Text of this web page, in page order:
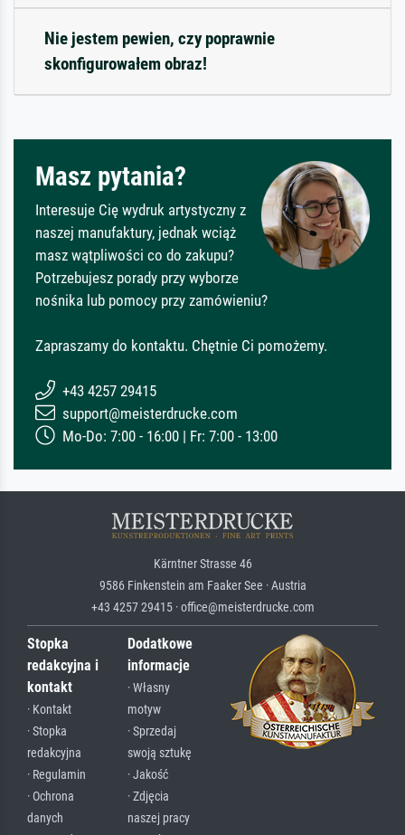
Nie jestem pewien, czy poprawnie
skonfigurowałem obraz!
Masz pytania?
Interesuje Cię wydruk artystyczny z
naszej manufaktury, jednak wciąż
masz wątpliwości co do zakupu?
Potrzebujesz porady przy wyborze
nośnika lub pomocy przy zamówieniu?
Zapraszamy do kontaktu. Chętnie Ci pomożemy.
+43 4257 29415
support@meisterdrucke.com
Mo-Do: 7:00 - 16:00 | Fr: 7:00 - 13:00
Kärntner Strasse 46
9586 Finkenstein am Faaker See · Austria
+43 4257 29415 · office@meisterdrucke.com
Stopka
redakcyjna i
kontakt
· Kontakt
· Stopka
redakcyjna
· Regulamin
· Ochrona
danych
Dodatkowe
informacje
· Własny
motyw
· Sprzedaj
swoją sztukę
· Jakość
· Zdjęcia
naszej pracy